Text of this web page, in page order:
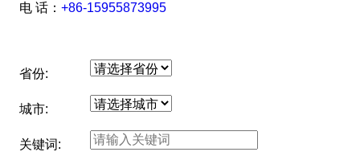
电 话： +86-15955873995
省份:
城市:
关键词: